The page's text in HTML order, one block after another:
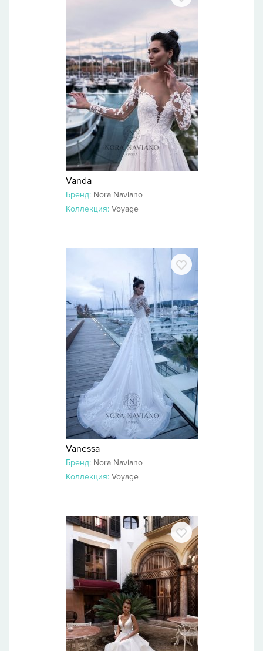
Vanda
Бренд: Nora Naviano
Коллекция: Voyage
Vanessa
Бренд: Nora Naviano
Коллекция: Voyage